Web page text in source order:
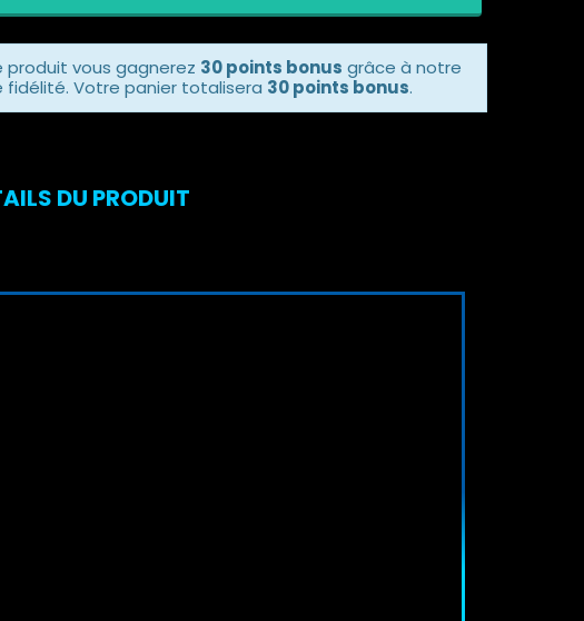
produit vous gagnerez 30 points bonus grâce à notre
fidélité. Votre panier totalisera 30 points bonus.
DU PRODUIT